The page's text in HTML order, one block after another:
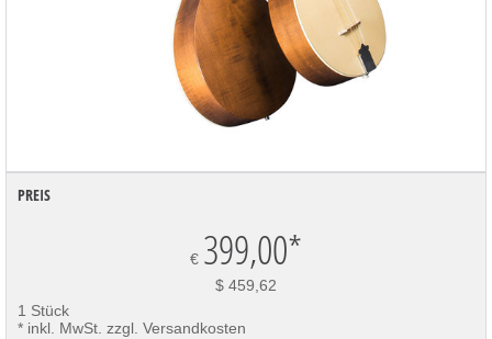
PREIS
€ 399,00*
$ 459,62
1 Stück
* inkl. MwSt. zzgl. Versandkosten